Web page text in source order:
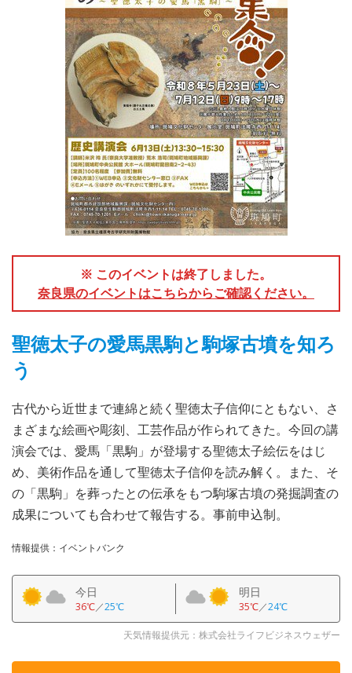
※ このイベントは終了しました。
奈良県のイベントはこちらからご確認ください。
聖徳太子の愛馬黒駒と駒塚古墳を知ろ
う
古代から近世まで連綿と続く聖徳太子信仰にともない、さ
まざまな絵画や彫刻、工芸作品が作られてきた。今回の講
演会では、愛馬「黒駒」が登場する聖徳太子絵伝をはじ
め、美術作品を通して聖徳太子信仰を読み解く。また、そ
の「黒駒」を葬ったとの伝承をもつ駒塚古墳の発掘調査の
成果についても合わせて報告する。事前申込制。
情報提供：イベントバンク
今日
36℃／25℃
明日
35℃／24℃
天気情報提供元：株式会社ライフビジネスウェザー